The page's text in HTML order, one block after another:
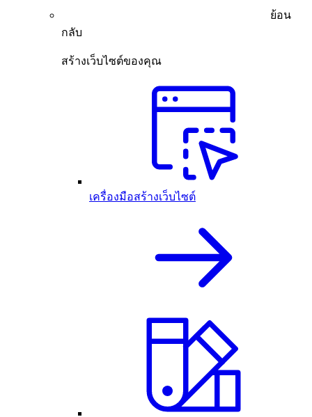
ย้อน
กลับ
สร้างเว็บไซต์ของคุณ
เครื่องมือสร้างเว็บไซต์